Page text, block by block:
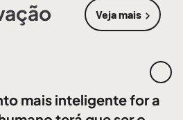
Veja mais
sobre
mais inteligente for a